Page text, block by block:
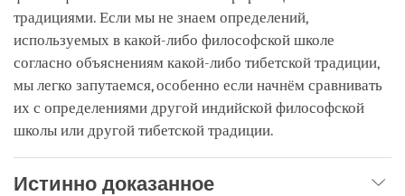
традициями. Если мы не знаем определений,
используемых в какой-либо философской школе
согласно объяснениям какой-либо тибетской традиции,
мы легко запутаемся, особенно если начнём сравнивать
их с определениями другой индийской философской
школы или другой тибетской традиции.
Истинно доказанное